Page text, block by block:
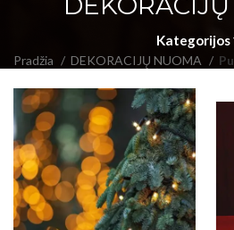
Kategorijos
Pradžia DEKORACIJŲ NUOMA